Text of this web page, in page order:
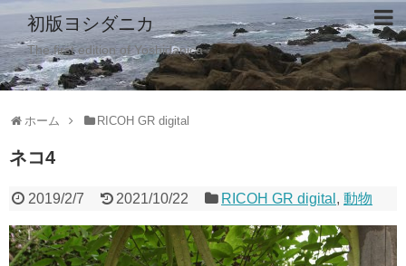
初版ヨシダニカ
The first edition of Yoshidanica
ホーム RICOH GR digital
ネコ4
2019/2/7 2021/10/22 RICOH GR digital ,動物